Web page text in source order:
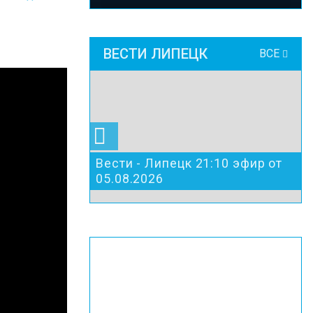
ВЕСТИ ЛИПЕЦК ВСЕ
Вести - Липецк 21:10 эфир от
05.08.2026